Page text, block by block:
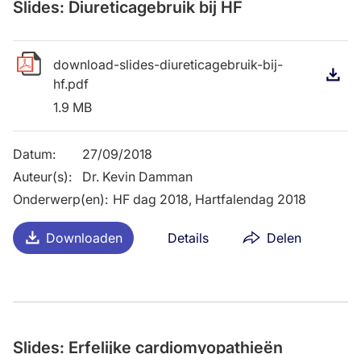
Downloaden Details Delen
Slides: Diureticagebruik bij HF
download-slides-diureticagebruik-bij-
hf.pdf
1.9 MB
Datum:
27/09/2018
Auteur(s):
Dr. Kevin Damman
Onderwerp(en): HF dag 2018, Hartfalendag 2018
Slides: Erfelijke cardiomyopathieën